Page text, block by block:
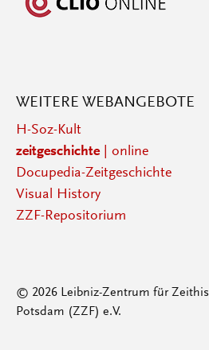
WEITERE WEBANGEBOTE
H-Soz-Kult
zeitgeschichte| online
Docupedia-Zeitgeschichte
Visual History
ZZF-Repositorium
© 2026 Leibniz-Zentrum für
Potsdam (ZZF) e.V.